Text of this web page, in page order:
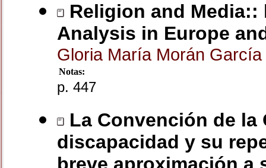
Religion and
Analysis in Europe
Gloria María Morán García
Notas:
p. 447
La Convención de la
discapacidad y su